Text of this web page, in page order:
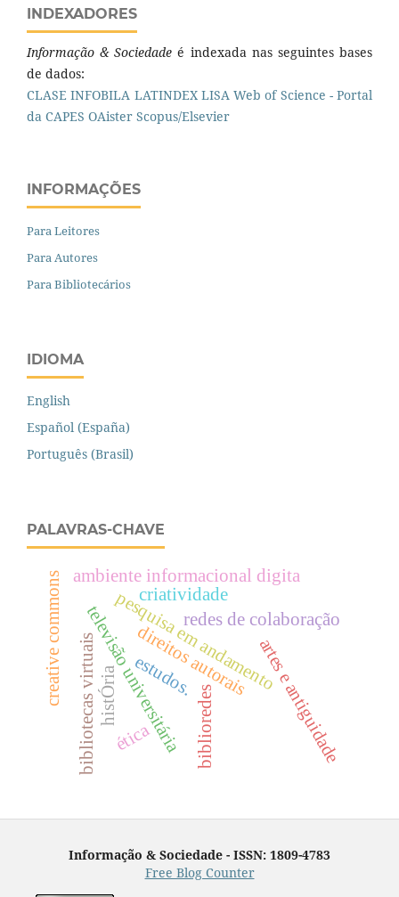
INDEXADORES
Informação & Sociedadeé indexada nas seguintes bases
de dados:
CLASE INFOBILA LATINDEX LISA Web of Science - Portal
da CAPES OAister Scopus/Elsevier
INFORMAÇÕES
Para Leitores
Para Autores
Para Bibliotecários
IDIOMA
English
Español (España)
Português (Brasil)
PALAVRAS-CHAVE
redes de colaboração
pesquisa em andamento
estudos.
televisão universitária
bibliotecas virtuais artes e antiguidade
ambiente informacional digita
creative commons direitos autorais
criatividade
histÓria biblioredes
ética
Informação & Sociedade - ISSN: 1809-4783
Free Blog Counter